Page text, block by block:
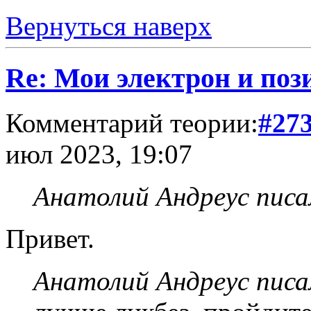
Вернуться наверх
Re: Мои электрон и
Комментарий теории:
июл 2023, 19:07
Анатолий Андреус
Привет.
Анатолий Андреус